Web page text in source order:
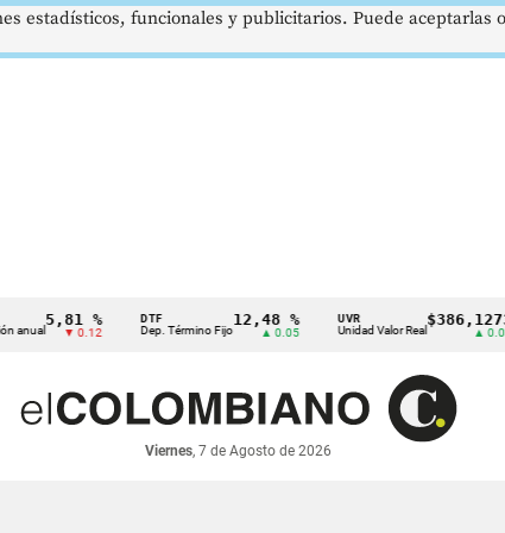
5,81 %
▼ 0.12
DTF
Dep. Término Fijo
12,48 %
▲ 0.05
UVR
Unidad Valor Real
$386,1273
▲ 0.03
Viernes, 7 de Agosto de 2026
estadísticos, funcionales y publicitarios. Puede aceptarlas